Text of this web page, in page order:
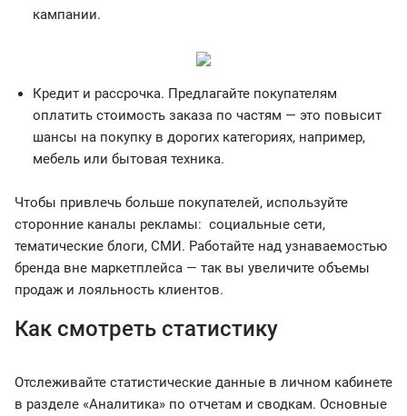
кампании.
Кредит и рассрочка. Предлагайте покупателям
оплатить стоимость заказа по частям — это повысит
шансы на покупку в дорогих категориях, например,
мебель или бытовая техника.
Чтобы привлечь больше покупателей, используйте
сторонние каналы рекламы: социальные сети,
тематические блоги, СМИ. Работайте над узнаваемостью
бренда вне маркетплейса — так вы увеличите объемы
продаж и лояльность клиентов.
Как смотреть статистику
Отслеживайте статистические данные в личном кабинете
в разделе «Аналитика» по отчетам и сводкам. Основные